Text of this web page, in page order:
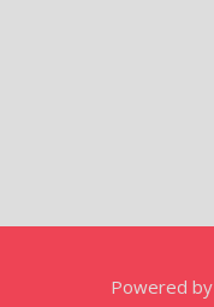
Powered by